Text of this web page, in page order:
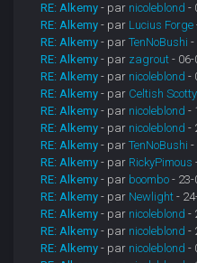
RE: Alkemy - par nicoleblond -
RE: Alkemy - par Lucius Forge
RE: Alkemy - parTenNoBushi -
RE: Alkemy - par zagrout - 06-
RE: Alkemy - par nicoleblond -
RE: Alkemy - par Celtish Scotty
RE: Alkemy - par nicoleblond -
RE: Alkemy - par nicoleblond -
RE: Alkemy - parTenNoBushi -
RE: Alkemy - par RickyPimous
RE: Alkemy - par boombo - 23-
RE: Alkemy - par Newlight -
RE: Alkemy - par nicoleblond -
RE: Alkemy - par nicoleblond -
RE: Alkemy - par nicoleblond -